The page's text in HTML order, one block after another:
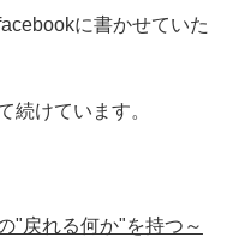
に書かせていた
続けています。
"戻れる何か"を持つ～